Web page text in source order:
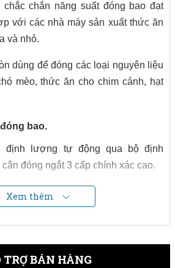
chắc chắn năng suất đóng bao đạt
với các nhà máy sản xuất thức ăn
và nhỏ.
dùng để đóng các loại nguyên liệu
mèo, thức ăn cho chim cảnh, hạt
bao.
định lượng tự động qua bộ định
đóng ngắt 3 cấp chính xác cao.
điều khiển bằng PLC công nghiệp
ổn định trong môi trường nhà máy,
Xem thêm
TRỢ BÁN HÀNG